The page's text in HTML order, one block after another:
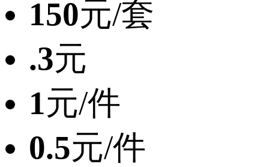
150元/套
.3元
1元/件
0.5元/件